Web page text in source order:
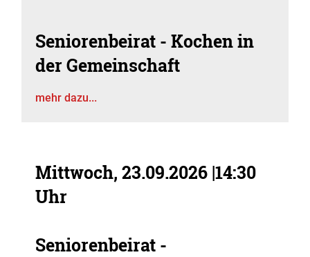
Seniorenbeirat - Kochen in
der Gemeinschaft
mehr dazu...
Mittwoch, 23.09.2026 |14:30
Uhr
Seniorenbeirat -